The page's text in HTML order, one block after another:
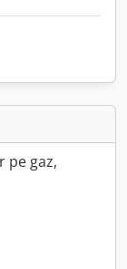
pe gaz,